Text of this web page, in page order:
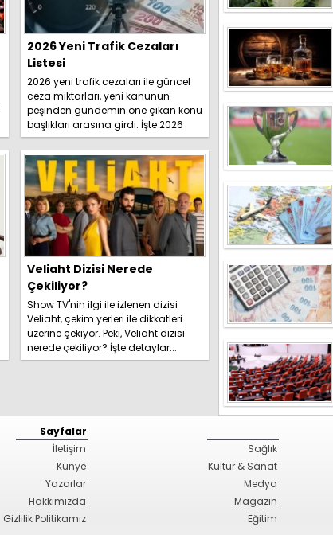
2026 Yeni Trafik Cezaları
Listesi
2026 yeni trafik cezaları ile güncel
ceza miktarları, yeni kanunun
peşinden gündemin öne çıkan konu
başlıkları arasına girdi. İşte 2026
yeni trafik ce...
Veliaht Dizisi Nerede
Çekiliyor?
Show TV'nin ilgi ile izlenen dizisi
Veliaht, çekim yerleri ile dikkatleri
üzerine çekiyor. Peki, Veliaht dizisi
nerede çekiliyor? İşte detaylar...
Sağlık
Kültür & Sanat
Medya
Magazin
Eğitim
Sayfalar
İletişim
Künye
Yazarlar
Hakkımızda
Gizlilik Politikamız